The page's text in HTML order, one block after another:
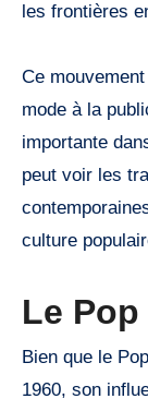
les frontières
Ce
mode à la
importante
peut voir les
culture
Le
Bien que le
1960, son